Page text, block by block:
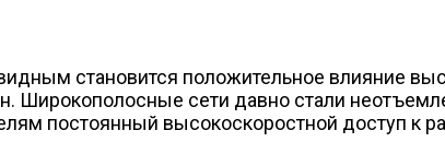
становится положительное влияние
Широкополосные сети давно стали
постоянный высокоскоростной доступ к